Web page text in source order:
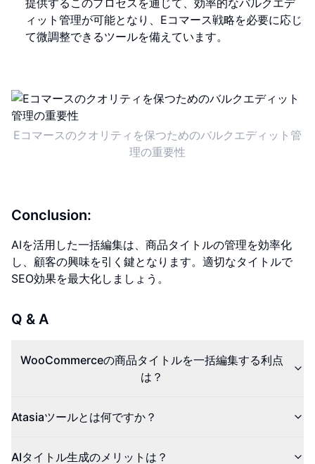
提供するこのプロセスを通じて、効率的なバルクエデ
ィット管理が可能となり、Eコマース戦略を必要に応じ
て微調整できるツールを備えています。
Eコマースのクオリティを保つためのバルクエディット管
理の重要性
Conclusion:
AIを活用した一括編集は、商品タイトルの管理を効率化
し、顧客の興味を引く鍵となります。適切なタイトルで
SEO効果を最大化しましょう。
Q & A
WooCommerceの商品タイトルを一括編集する利点
は？
Atasiaツールとは何ですか？
AIタイトル生成のメリットは？